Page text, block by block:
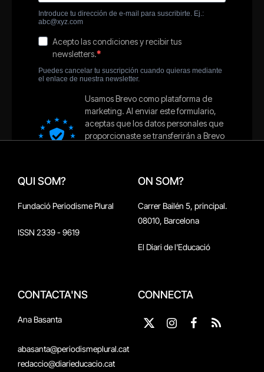
QUI SOM?
Fundació Periodisme Plural
ISSN 2339 - 9619
ON SOM?
Carrer Bailén 5, principal.
08010, Barcelona
El Diari de l'Educació
CONTACTA'NS
Ana Basanta
abasanta@periodismeplural.cat
redaccio@diarieducacio.cat
CONNECTA
X
Instagram
Facebook
RSS